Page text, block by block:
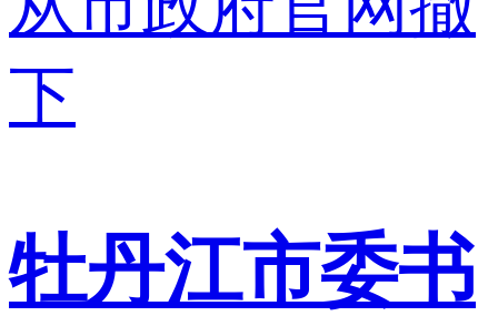
牡丹江市委书